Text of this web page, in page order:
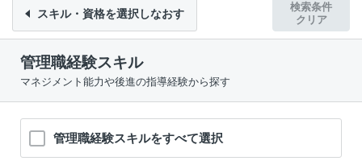
スキル・資格を選択しなおす
検索条件
クリア
管理職経験スキル
マネジメント能力や後進の指導経験から探す
管理職経験スキルをすべて選択